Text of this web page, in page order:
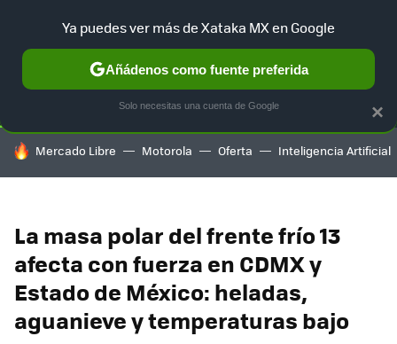
SELECCIÓN GAMING HOME AUTO TERRITORIO
HOY SE HABLA DE
Mercado Libre Motorola Oferta Inteligencia Artificial
La masa polar del frente frío 13
afecta con fuerza en CDMX y
Estado de México: heladas,
aguanieve y temperaturas bajo
×
Ya puedes ver más de Xataka MX en Google
Añádenos como fuente preferida
Solo necesitas una cuenta de Google